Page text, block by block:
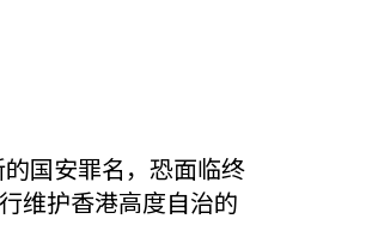
国安罪名，恐面临终
维护香港高度自治的